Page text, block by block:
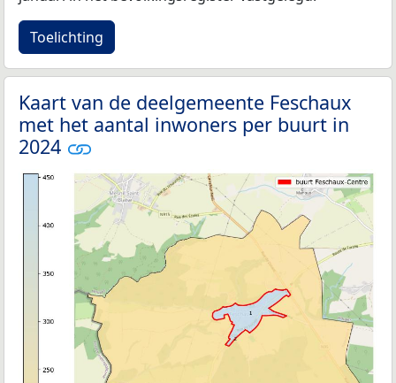
Toelichting
Kaart van de deelgemeente Feschaux
met het aantal inwoners per buurt in
2024